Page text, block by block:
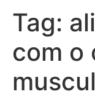
Tag:
com o